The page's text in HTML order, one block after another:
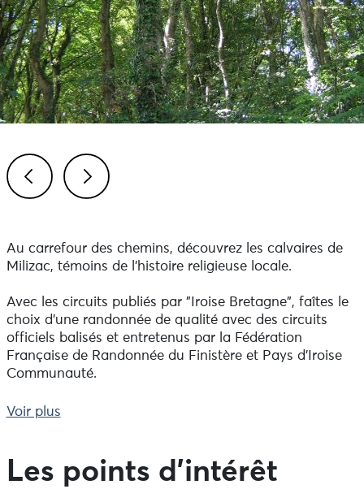
Au carrefour des chemins, découvrez les calvaires de
Milizac, témoins de l'histoire religieuse locale.
Avec les circuits publiés par "Iroise Bretagne", faîtes le
choix d'une randonnée de qualité avec des circuits
officiels balisés et entretenus par la Fédération
Française de Randonnée du Finistère et Pays d'Iroise
Communauté.
Venez découvrir en chemin l'église de Milizac ainsi que
Balisage :
- Jaune
Voir plus
Les points d'intérêt